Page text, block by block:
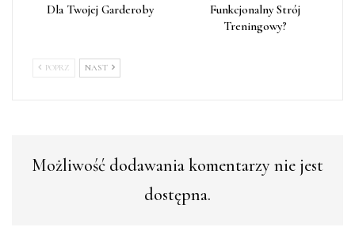
Dla Twojej Garderoby
Funkcjonalny Strój
Treningowy?
POPRZ NAST
Możliwość dodawania komentarzy nie jest
dostępna.